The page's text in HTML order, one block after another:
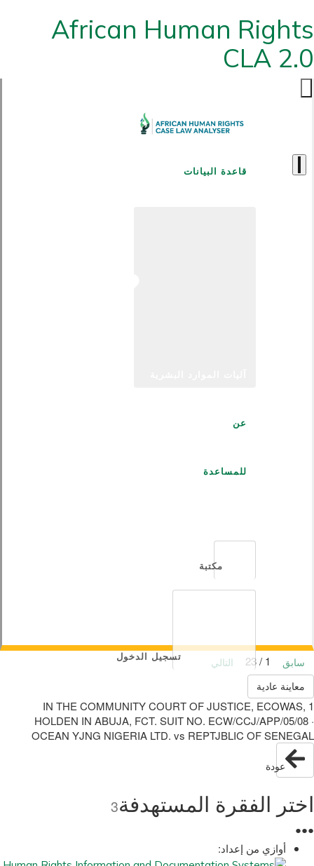
African Human Rights
CLA 2.0
قاعدة البيانات
عن
للمساعدة
مكتبة
تسجيل الدخول سابق
التالي
معاينة عادية
1 IN THE COMMUNITY COURT OF JUSTICE, ECOWAS,
HOLDEN IN ABUJA, FCT. SUIT NO. ECW/CCJ/APP/05/08 ·
OCEAN YJNG NIGERIA LTD. vs REPTJBLIC OF SENEGAL
عودة
اختر الفقرة المستهدفة3
●
●
●
أوازي من إعداد: